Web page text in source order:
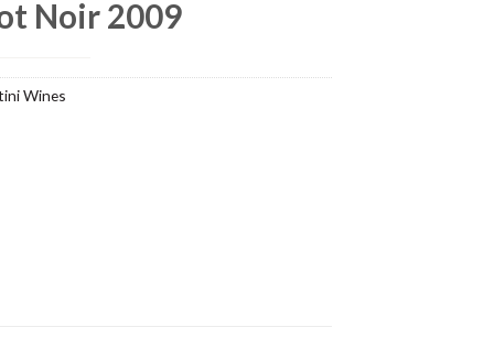
Noir 2009
Wines